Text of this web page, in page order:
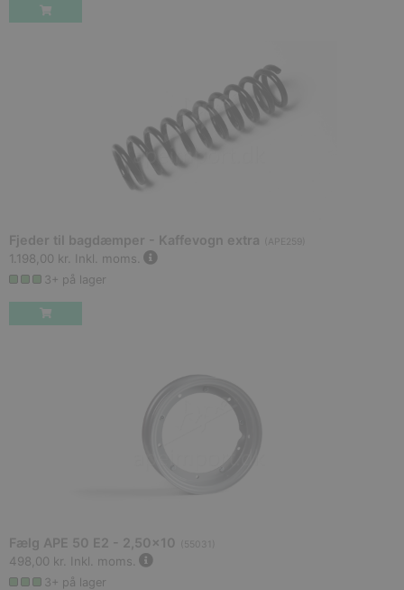
Fjeder til bagdæmper - Kaffevogn extra APE259
1.198,00 kr. Inkl. moms.
3+ på lager
Fælg APE 50 E2 - 2,50x10 55031
498,00 kr. Inkl. moms.
3+ på lager